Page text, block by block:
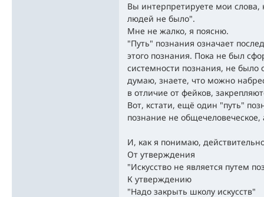
Вы интерпретируете мои слова,
людей не было".
Мне не жалко, я поясню.
"Путь" познания означает
этого познания. Пока не был
системности познания, не
думаю, знаете, что можно
в отличие от фейков,
Вот, кстати, ещё один "путь"
познание не
И, как я понимаю,
От утверждения
"Искусство не является путем
К утверждению
"Надо закрыть школу искусств"